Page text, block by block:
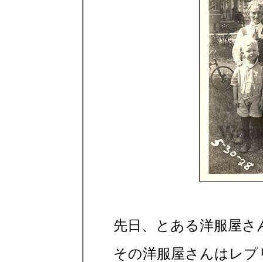
先日、とある洋服屋
その洋服屋さんはレ